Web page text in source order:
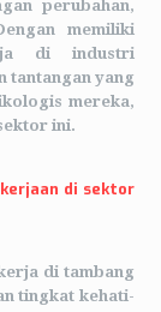
perubahan,
memiliki
di industri
tantangan yang
mereka,
ini.
di sektor
di tambang
tingkat kehati-